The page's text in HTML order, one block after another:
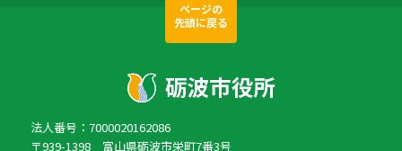
ページの
先頭に戻る
法人番号：7000020162086
〒939-1398 富山県砺波市栄町7番3号